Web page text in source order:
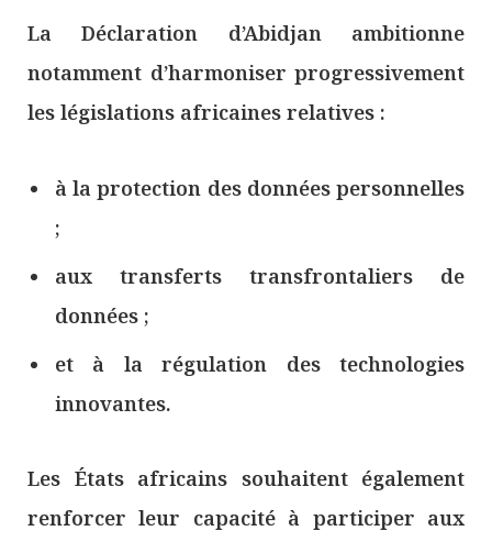
La Déclaration d’Abidjan ambitionne
notamment d’harmoniser progressivement
les législations africaines relatives :
à la protection des données personnelles
;
aux transferts transfrontaliers de
données ;
et à la régulation des technologies
innovantes.
Les États africains souhaitent également
renforcer leur capacité à participer aux